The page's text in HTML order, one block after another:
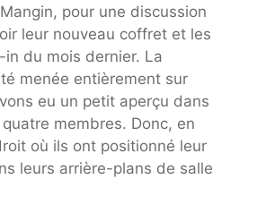
pour une discussion
leur nouveau coffret et les
du mois dernier. La
menée entièrement sur
eu un petit aperçu dans
membres. Donc, en
où ils ont positionné leur
leurs arrière-plans de salle